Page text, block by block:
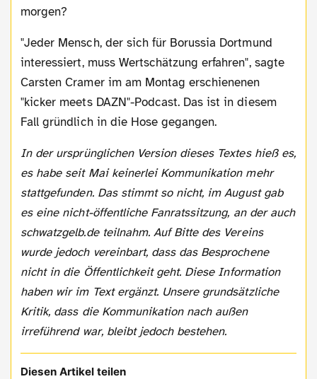
morgen?
"Jeder Mensch, der sich für Borussia Dortmund
interessiert, muss Wertschätzung erfahren", sagte
Carsten Cramer im am Montag erschienenen
"kicker meets DAZN"-Podcast. Das ist in diesem
Fall gründlich in die Hose gegangen.
In der ursprünglichen Version dieses Textes hieß es,
es habe seit Mai keinerlei Kommunikation mehr
stattgefunden. Das stimmt so nicht, im August gab
es eine nicht-öffentliche Fanratssitzung, an der auch
schwatzgelb.de teilnahm. Auf Bitte des Vereins
wurde jedoch vereinbart, dass das Besprochene
nicht in die Öffentlichkeit geht. Diese Information
haben wir im Text ergänzt. Unsere grundsätzliche
Kritik, dass die Kommunikation nach außen
irreführend war, bleibt jedoch bestehen.
Diesen Artikel teilen